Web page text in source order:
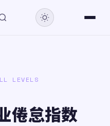
LEVELS
倦怠指数